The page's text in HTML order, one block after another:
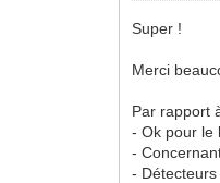
Super !
Merci
Par rapport
- Ok pour le
-
-